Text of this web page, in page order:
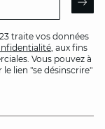
traite vos données
, aux fins
Vous pouvez à
lien "se désinscrire"